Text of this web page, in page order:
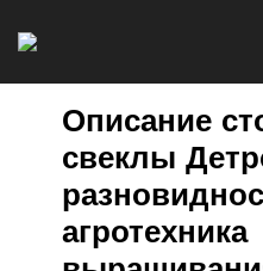
Описание
свеклы
агротехника